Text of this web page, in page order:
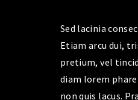
Sed lacinia
Etiam arcu dui,
pretium, vel
diam lorem
non quis lacus.